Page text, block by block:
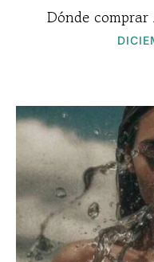
Dónde